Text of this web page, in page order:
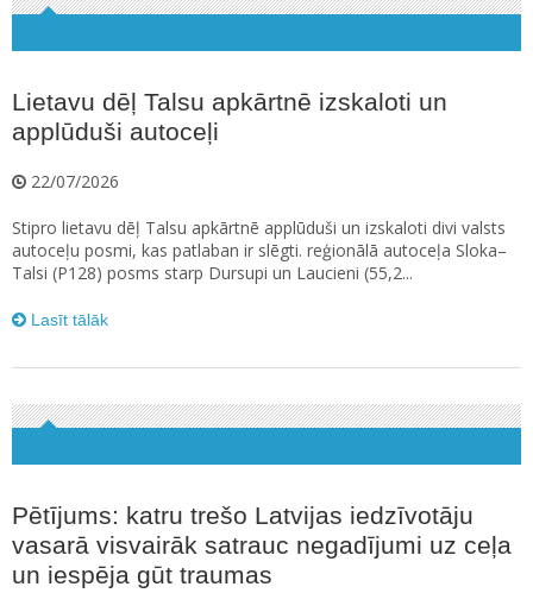
Lietavu dēļ Talsu apkārtnē izskaloti un
applūduši autoceļi
22/07/2026
Stipro lietavu dēļ Talsu apkārtnē applūduši un izskaloti divi valsts
autoceļu posmi, kas patlaban ir slēgti. reģionālā autoceļa Sloka–
Talsi (P128) posms starp Dursupi un Laucieni (55,2...
Lasīt tālāk
Pētījums: katru trešo Latvijas iedzīvotāju
vasarā visvairāk satrauc negadījumi uz ceļa
un iespēja gūt traumas